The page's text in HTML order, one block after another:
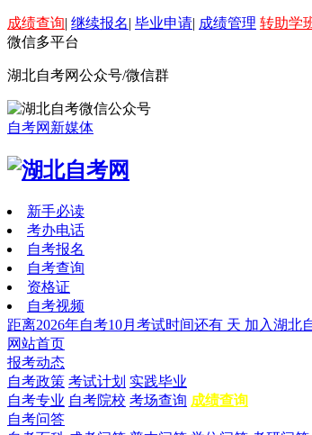
成绩查询| 继续报名| 毕业申请| 成绩管理 转助学
微信多平台
湖北自考网公众号/微信群
自考网新媒体
新手必读
考办电话
自考报名
自考查询
资格证
自考视频
距离2026年自考10月考试时间还有 天 加入湖北
网站首页
报考动态
自考政策 考试计划 实践毕业
自考专业 自考院校 考场查询 成绩查询
自考问答